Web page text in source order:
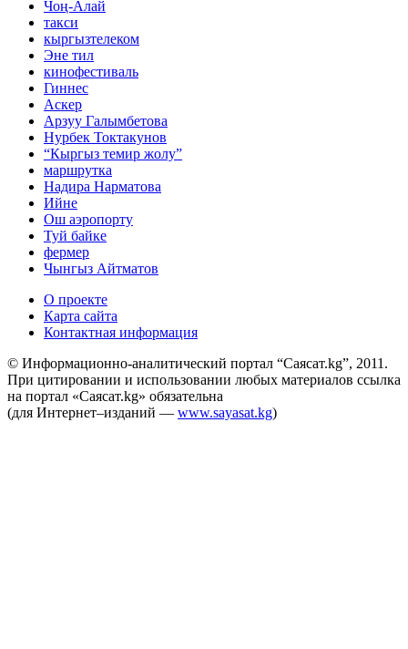
Чоң-Алай
такси
кыргызтелеком
Эне тил
кинофестиваль
Гиннес
Аскер
Арзуу Галымбетова
Нурбек Токтакунов
“Кыргыз темир жолу”
маршрутка
Надира Нарматова
Ийне
Ош аэропорту
Туй байке
фермер
Чынгыз Айтматов
О проекте
Карта сайта
Контактная информация
© Информационно-аналитический портал “Саясат.kg”, 2011.
При цитировании и использовании любых материалов ссылка
на портал «Саясат.kg» обязательна
(для Интернет–изданий — www.sayasat.kg)